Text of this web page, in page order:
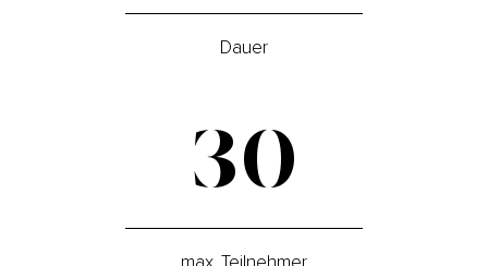
Dauer
30